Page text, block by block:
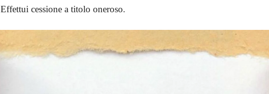
Effettui cessione a titolo oneroso.